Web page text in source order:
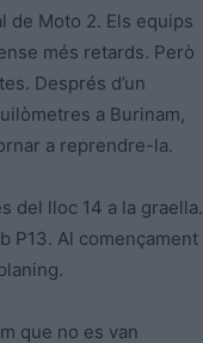
de Moto 2. Els equips
més retards. Però
Després d’un
a Burinam,
a reprendre-la.
del lloc 14 a la graella.
P13. Al començament
que no es van